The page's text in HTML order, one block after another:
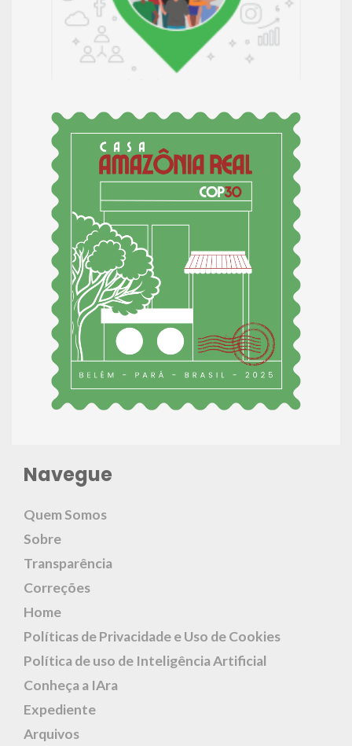
Navegue
Quem Somos
Sobre
Transparência
Correções
Home
Políticas de Privacidade e Uso de Cookies
Política de uso de Inteligência Artificial
Conheça a IAra
Expediente
Arquivos